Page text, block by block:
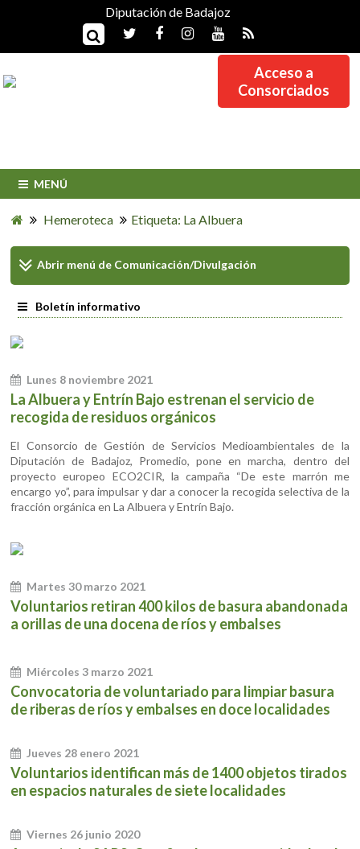
Diputación de Badajoz
Acceso a
Consorciados
MENÚ
Hemeroteca Etiqueta: La Albuera
Lunes 8 noviembre 2021
La Albuera y Entrín Bajo estrenan el servicio de
recogida de residuos orgánicos
El Consorcio de Gestión de Servicios Medioambientales de la
Diputación de Badajoz, Promedio, pone en marcha, dentro del
proyecto europeo ECO2CIR, la campaña “De este marrón me
encargo yo”, para impulsar y dar a conocer la recogida selectiva de la
fracción orgánica en La Albuera y Entrín Bajo.
Martes 30 marzo 2021
Voluntarios retiran 400 kilos de basura abandonada
a orillas de una docena de ríos y embalses
Miércoles 3 marzo 2021
Convocatoria de voluntariado para limpiar basura
de riberas de ríos y embalses en doce localidades
Jueves 28 enero 2021
Voluntarios identifican más de 1400 objetos tirados
en espacios naturales de siete localidades
Viernes 26 junio 2020
Abrir menú de Comunicación/Divulgación
Boletín informativo